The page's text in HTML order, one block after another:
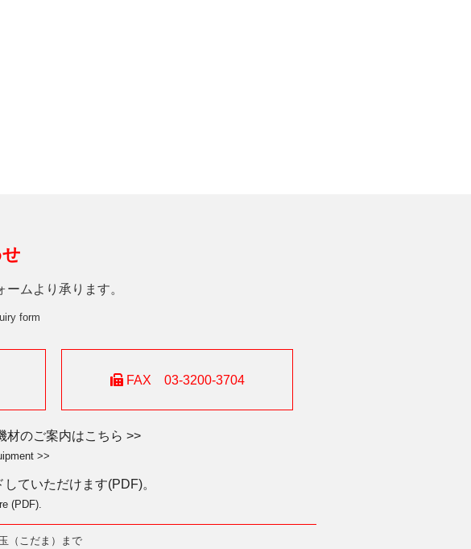
ムより承ります。
form
FAX 03-3200-3704
材のご案内はこちら >>
>>
ていただけます(PDF)。
(PDF).
（こだま）まで